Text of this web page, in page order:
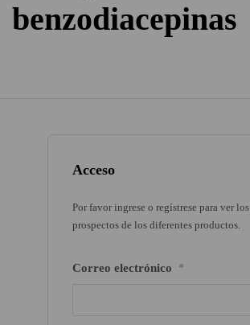
Acceso
Por favor ingrese o regístrese para ver los
prospectos de los diferentes productos.
Correo electrónico *
benzodiacepinas